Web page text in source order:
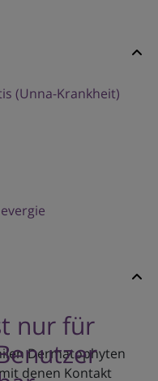
(Unna-Krankheit)
nur für
Dermatophyten
denen Kontakt